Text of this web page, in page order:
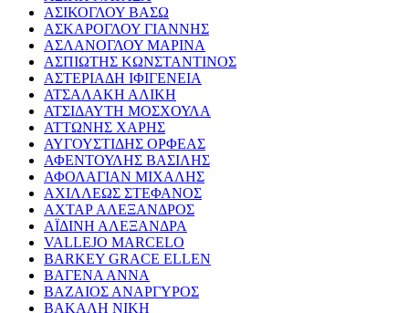
ΑΣΙΚΟΓΛΟΥ ΒΑΣΩ
ΑΣΚΑΡΟΓΛΟΥ ΓΙΑΝΝΗΣ
ΑΣΛΑΝΟΓΛΟΥ ΜΑΡΙΝΑ
ΑΣΠΙΩΤΗΣ ΚΩΝΣΤΑΝΤΙΝΟΣ
ΑΣΤΕΡΙΑΔΗ ΙΦΙΓΕΝΕΙΑ
ΑΤΣΑΛΑΚΗ ΑΛΙΚΗ
ΑΤΣΙΔΑΥΤΗ ΜΟΣΧΟΥΛΑ
ΑΤΤΩΝΗΣ ΧΑΡΗΣ
ΑΥΓΟΥΣΤΙΔΗΣ ΟΡΦΕΑΣ
ΑΦΕΝΤΟΥΛΗΣ ΒΑΣΙΛΗΣ
ΑΦΟΛΑΓΙΑΝ ΜΙΧΑΛΗΣ
ΑΧΙΛΛΕΩΣ ΣΤΕΦΑΝΟΣ
ΑΧΤΑΡ ΑΛΕΞΑΝΔΡΟΣ
ΑΪΔΙΝΗ ΑΛΕΞΑΝΔΡΑ
VALLEJO MARCELO
BARKEY GRACE ELLEN
ΒΑΓΕΝΑ ΑΝΝΑ
ΒΑΖΑΙΟΣ ΑΝΑΡΓΥΡΟΣ
ΒΑΚΑΛΗ ΝΙΚΗ